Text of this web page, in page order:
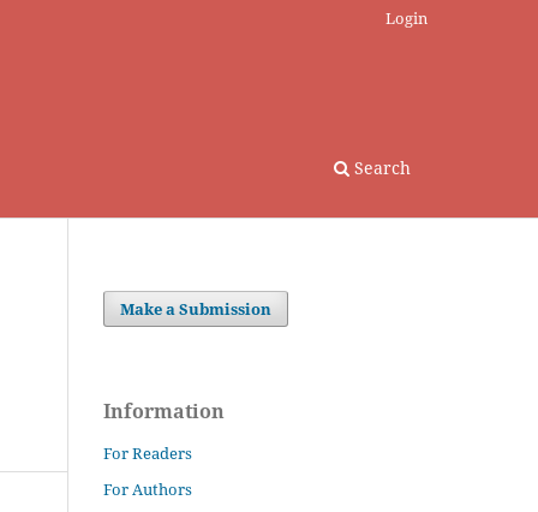
Search
Login
Make a Submission
Information
For Readers
For Authors